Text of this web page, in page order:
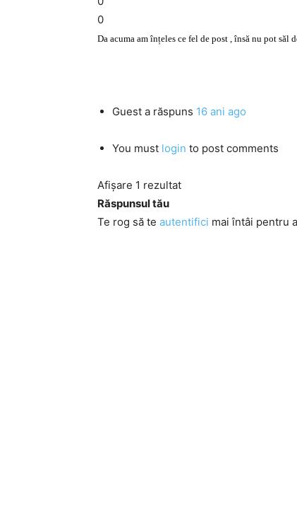
0
Da acuma am înțeles ce fel de post , însă nu pot săl
Guest a răspuns 16 ani ago
You must login to post comments
Afișare 1 rezultat
Răspunsul tău
Te rog să te autentifici mai întâi pentru